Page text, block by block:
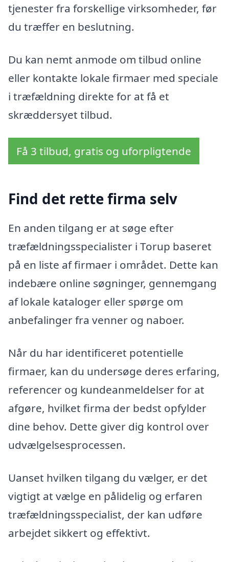
tjenester fra forskellige virksomheder, før
du træffer en beslutning.
Du kan nemt anmode om tilbud online
eller kontakte lokale firmaer med speciale
i træfældning direkte for at få et
skræddersyet tilbud.
Få 3 tilbud, gratis og uforpligtende
Find det rette firma selv
En anden tilgang er at søge efter
træfældningsspecialister i Torup baseret
på en liste af firmaer i området. Dette kan
indebære online søgninger, gennemgang
af lokale kataloger eller spørge om
anbefalinger fra venner og naboer.
Når du har identificeret potentielle
firmaer, kan du undersøge deres erfaring,
referencer og kundeanmeldelser for at
afgøre, hvilket firma der bedst opfylder
dine behov. Dette giver dig kontrol over
udvælgelsesprocessen.
Uanset hvilken tilgang du vælger, er det
vigtigt at vælge en pålidelig og erfaren
træfældningsspecialist, der kan udføre
arbejdet sikkert og effektivt.